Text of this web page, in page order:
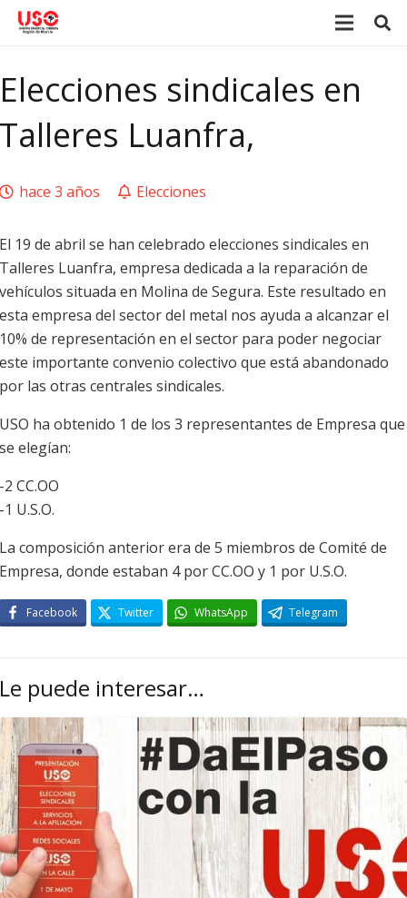
Elecciones sindicales en
Talleres Luanfra,
hace 3 años Elecciones
El 19 de abril se han celebrado elecciones sindicales en
Talleres Luanfra, empresa dedicada a la reparación de
vehículos situada en Molina de Segura. Este resultado en
esta empresa del sector del metal nos ayuda a alcanzar el
10% de representación en el sector para poder negociar
este importante convenio colectivo que está abandonado
por las otras centrales sindicales.
USO ha obtenido 1 de los 3 representantes de Empresa que
se elegían:
-2 CC.OO
-1 U.S.O.
La composición anterior era de 5 miembros de Comité de
Empresa, donde estaban 4 por CC.OO y 1 por U.S.O.
Facebook Twitter WhatsApp Telegram
Le puede interesar…